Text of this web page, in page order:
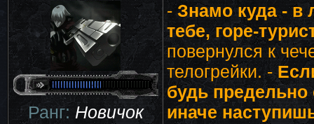
Ранг:Новичок
-Знамо куда - в
тебе, горе-
повернулся к
телогрейки. -
будь предельно
иначе